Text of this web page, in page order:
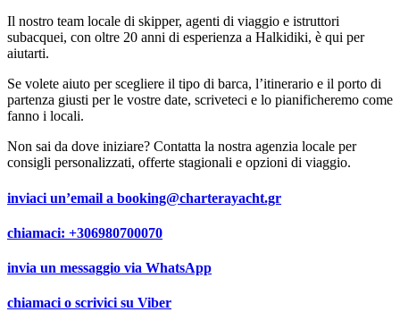
Il nostro team locale di skipper, agenti di viaggio e istruttori
subacquei, con oltre 20 anni di esperienza a Halkidiki, è qui per
aiutarti.
Se volete aiuto per scegliere il tipo di barca, l’itinerario e il porto di
partenza giusti per le vostre date, scriveteci e lo pianificheremo come
fanno i locali.
Non sai da dove iniziare? Contatta la nostra agenzia locale per
consigli personalizzati, offerte stagionali e opzioni di viaggio.
inviaci un’email a booking@charterayacht.gr
chiamaci: +306980700070
invia un messaggio via WhatsApp
chiamaci o scrivici su Viber